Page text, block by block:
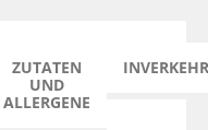
ZUTATEN
UND
ALLERGENE